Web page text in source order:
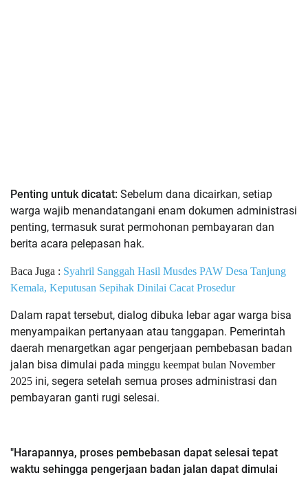
Penting untuk dicatat: Sebelum dana dicairkan, setiap
warga wajib menandatangani enam dokumen administrasi
penting, termasuk surat permohonan pembayaran dan
berita acara pelepasan hak.
Baca Juga : Syahril Sanggah Hasil Musdes PAW Desa Tanjung
Kemala, Keputusan Sepihak Dinilai Cacat Prosedur
Dalam rapat tersebut, dialog dibuka lebar agar warga bisa
menyampaikan pertanyaan atau tanggapan. Pemerintah
daerah menargetkan agar pengerjaan pembebasan badan
jalan bisa dimulai pada minggu keempat bulan November
2025 ini, segera setelah semua proses administrasi dan
pembayaran ganti rugi selesai.
"Harapannya, proses pembebasan dapat selesai tepat
waktu sehingga pengerjaan badan jalan dapat dimulai